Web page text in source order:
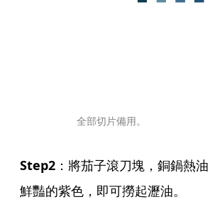
全部切片備用。
Step2 ：將茄子滾刀塊，銅鍋熱
鮮豔的紫色，即可撈起瀝油。